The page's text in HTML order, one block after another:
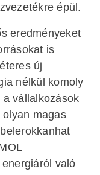
épül.
eredményeket
is
új
nélkül komoly
vállalkozások
magas
való